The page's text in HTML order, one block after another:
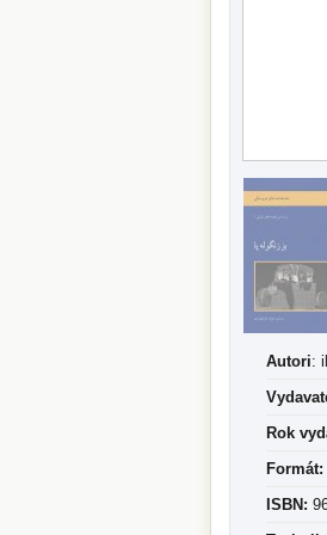
Autori:
Rok
Formát:
ISBN: